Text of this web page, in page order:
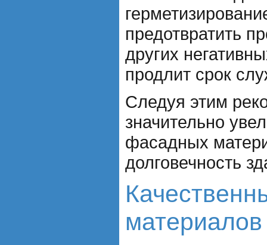
предотвратить
других
продлит срок
Следуя этим
значительно
фасадных
долговечность
материалов